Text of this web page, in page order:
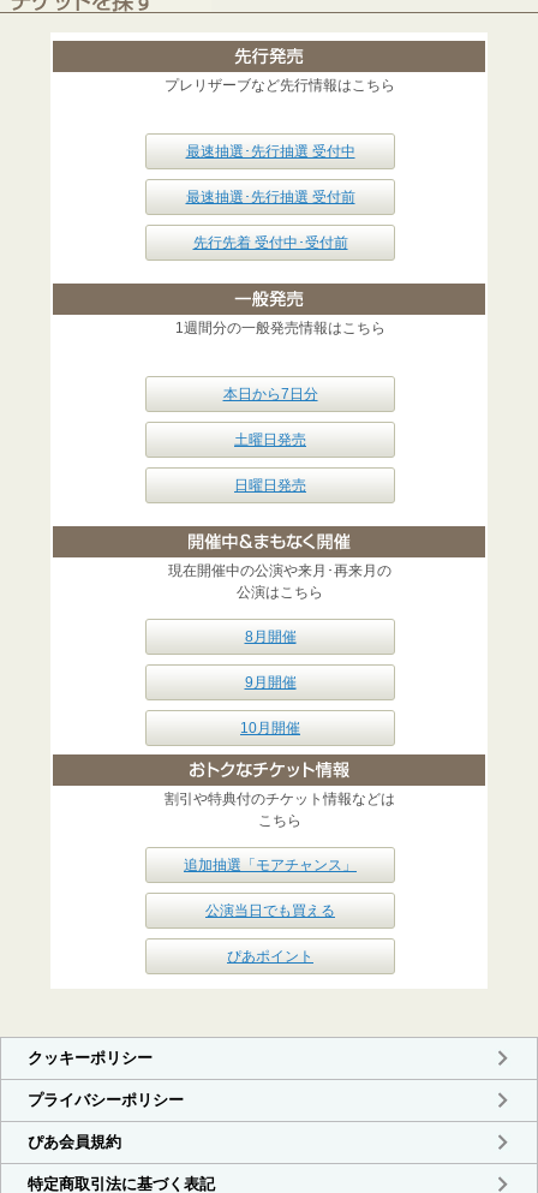
プレリザーブなど先行情報はこちら
最速抽選･先行抽選 受付中
最速抽選･先行抽選 受付前
先行先着 受付中･受付前
1週間分の一般発売情報はこちら
本日から7日分
土曜日発売
日曜日発売
現在開催中の公演や来月･再来月の
公演はこちら
8月開催
9月開催
10月開催
割引や特典付のチケット情報などは
こちら
追加抽選「モアチャンス」
公演当日でも買える
ぴあポイント